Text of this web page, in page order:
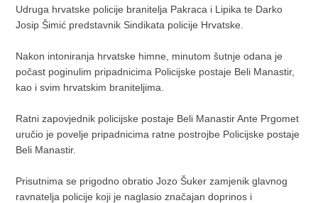
Udruga hrvatske policije branitelja Pakraca i Lipika te Darko
Josip Šimić predstavnik Sindikata policije Hrvatske.
Nakon intoniranja hrvatske himne, minutom šutnje odana je
počast poginulim pripadnicima Policijske postaje Beli Manastir,
kao i svim hrvatskim braniteljima.
Ratni zapovjednik policijske postaje Beli Manastir Ante Prgomet
uručio je povelje pripadnicima ratne postrojbe Policijske postaje
Beli Manastir.
Prisutnima se prigodno obratio Jozo Šuker zamjenik glavnog
ravnatelja policije koji je naglasio značajan doprinos i